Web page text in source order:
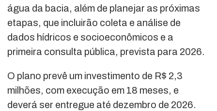
água da bacia, além de planejar as próximas
etapas, que incluirão coleta e análise de
dados hídricos e socioeconômicos e a
primeira consulta pública, prevista para 2026.
O plano prevê um investimento de R$ 2,3
milhões, com execução em 18 meses, e
deverá ser entregue até dezembro de 2026.